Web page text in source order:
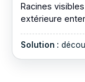
Racines
extérieure
Solution :